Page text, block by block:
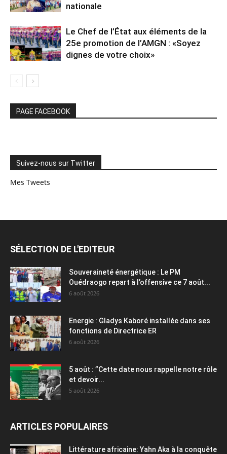
nationale
Le Chef de l’État aux éléments de la
25e promotion de l’AMGN : «Soyez
dignes de votre choix»
PAGE FACEBOOK
Suivez-nous sur Twitter
Mes Tweets
SÉLECTION DE L'EDITEUR
Souveraineté énergétique : Le PM
Ouédraogo repart à l’offensive ce 7 août...
6 août 2026
Energie : Gladys Kaboré installée dans ses
fonctions de Directrice ER
6 août 2026
5 août : ”Cette date nous rappelle notre rôle
et devoir...
5 août 2026
ARTICLES POPULAIRES
Littérature africaine: Yahn Aka à la conquête